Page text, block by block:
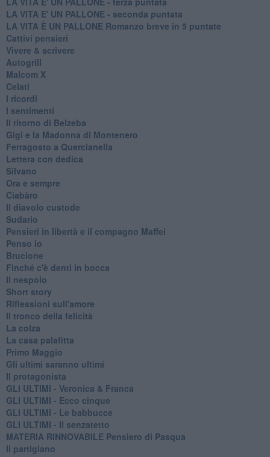
LA VITA E' UN PALLONE - seconda puntata
LA VITA È UN PALLONE Romanzo breve in 5 puntate
Cattivi pensieri
Vivere & scrivere
Autogrill
Malcom X
Celati
I ricordi
I sentimenti
Il ritorno di Belzeba
Gigi e la Madonna di Montenero
Ferragosto a Quercianella
Lettera con dedica
Silvano
Ora e sempre
Ciabàro
Il diavolo custode
Sudario
Pensieri in libertà e il compagno Maffei
Penso io
Brucione
Finché c'è denti in bocca
Il nespolo
Short story
Riflessioni sull'amore
Il tronco della felicità
La colza
La casa palafitta
Primo Maggio
Gli ultimi saranno ultimi
Il protagonista
GLI ULTIMI - Veronica & Franca
GLI ULTIMI - Ecco cinque
GLI ULTIMI - Le babbucce
GLI ULTIMI - Il senzatetto
MATERIA RINNOVABILE Pensiero di Pasqua
Il partigiano